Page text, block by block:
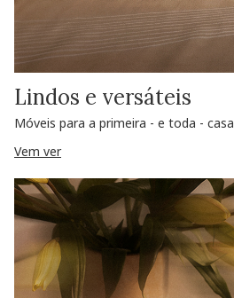
Lindos e versáteis
Móveis para a primeira - e toda - casa
Vem ver